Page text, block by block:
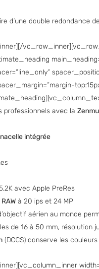
d’une double redondance
professionnels avec la
nacelle intégrée
avec Apple PreRes
à 20 ips et 24 MP
aérien au monde
de 16 à 50 mm, résolution
(DCCS) conserve les